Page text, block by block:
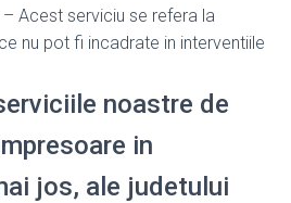
Acest serviciu se refera la
nu pot fi incadrate in interventiile
noastre de
in
jos, ale judetului